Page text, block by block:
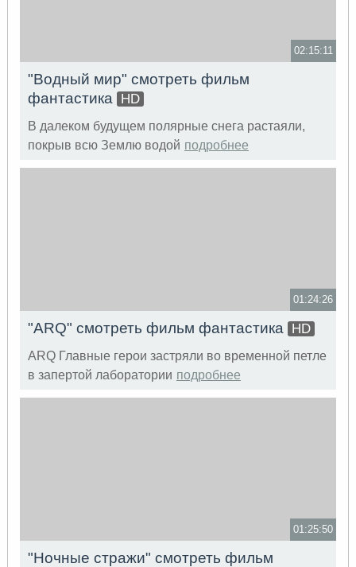
02:15:11
"Водный мир" смотреть фильм
фантастика
HD
В далеком будущем полярные снега растаяли,
покрыв всю Землю водой подробнее
01:24:26
"ARQ" смотреть фильм фантастика HD
ARQ Главные герои застряли во временной петле
в запертой лаборатории подробнее
01:25:50
"Ночные стражи" смотреть фильм